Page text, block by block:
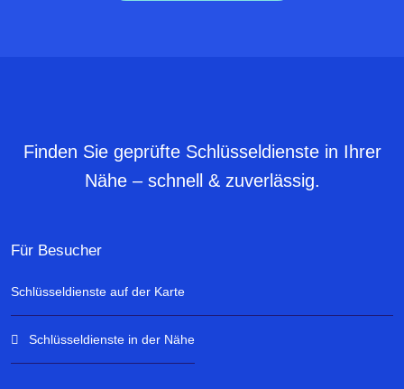
Finden Sie geprüfte Schlüsseldienste in Ihrer
Nähe – schnell & zuverlässig.
Für Besucher
Schlüsseldienste auf der Karte
Schlüsseldienste in der Nähe